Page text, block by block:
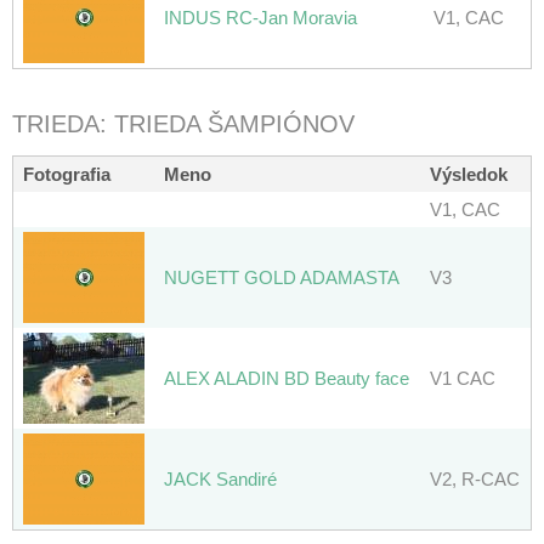
INDUS RC-Jan Moravia V1, CAC
TRIEDA: TRIEDA ŠAMPIÓNOV
Fotografia Meno
Výsledok
V1, CAC
NUGETT GOLD ADAMASTA V3
ALEX ALADIN BD Beauty face V1 CAC
JACK Sandiré V2, R-CAC